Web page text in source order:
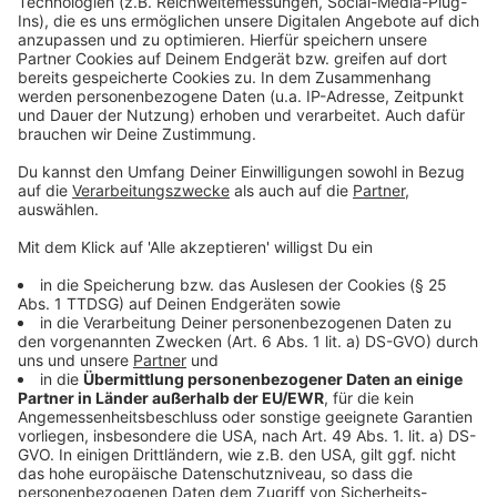
Wir benötigen Ihre
Zustimmung, um den YouTube
Video-Service zu laden!
Wir verwenden einen Service eines
Drittanbieters, um Videoinhalte
einzubetten. Dieser Service kann
Daten zu Ihren Aktivitäten
Details durch und stimmen Sie der
Nutzung des Service zu, um dieses
Video anzusehen.
Mehr Informationen
Akzeptieren
powered by Usercentrics Consent
Management Platform
Die neue Single "Charlie Brown" von Alice Merton -
jetzt bei uns zu hören!
Anzeige